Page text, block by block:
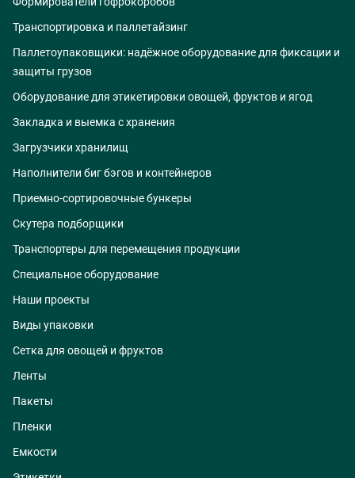
Транспортировка и паллетайзинг
Паллетоупаковщики: надёжное оборудование для фиксации и
защиты грузов
Оборудование для этикетировки овощей, фруктов и ягод
Закладка и выемка с хранения
Загрузчики хранилищ
Наполнители биг бэгов и контейнеров
Приемно-сортировочные бункеры
Скутера подборщики
Транспортеры для перемещения продукции
Специальное оборудование
Наши проекты
Виды упаковки
Сетка для овощей и фруктов
Ленты
Пакеты
Пленки
Емкости